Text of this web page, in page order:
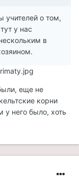
учителей о том,
у нас
в
еще не
корни
у него было, хоть